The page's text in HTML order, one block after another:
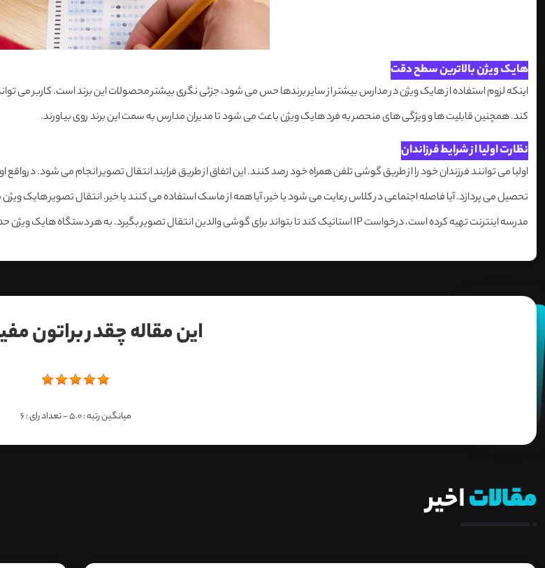
هایک ویژن بالاترین سطح دقت
اینکه لزوم استفاده از هایک ویژن در مدارس بیشتر از سایر برندها حس می شود، جزئی نگری بیشتر محصولات این برند است. کاربر می
کند. همچنین قابلیت ها و ویژگی های منحصر به فرد هایک ویژن باعث می شود تا مدیران مدارس به سمت این برند روی بیاورند.
نظارت اولیا از شرایط فرزاندان
اولیا می توانند فرزندان خود را از طریق گوشی تلفن همراه خود رصد کنند. این اتفاق از طریق فرایند انتقال تصویر انجام می شود.
تحصیل می پردازد. آیا فاصله اجتماعی در کلاس رعایت می شود یا خیر، آیا همه از ماسک استفاده می کنند یا خیر. انتقال تصویر هایک
مدرسه اینترنت تهیه کرده است، درخواست IP استاتیک کند تا بتواند برای گوشی والدین انتقال تصویر بگیرد. به هر دستگاه هایک ویژن حدود 100 دیوایس منحصر به فرد قابلیت اتصال برقرار کردن دارد.
این مقاله چقدر براتون
میانگین رتبه :5.0- تعداد رای :6
مقالاتاخیر